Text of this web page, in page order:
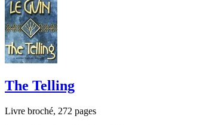
The Telling
Livre broché, 272 pages